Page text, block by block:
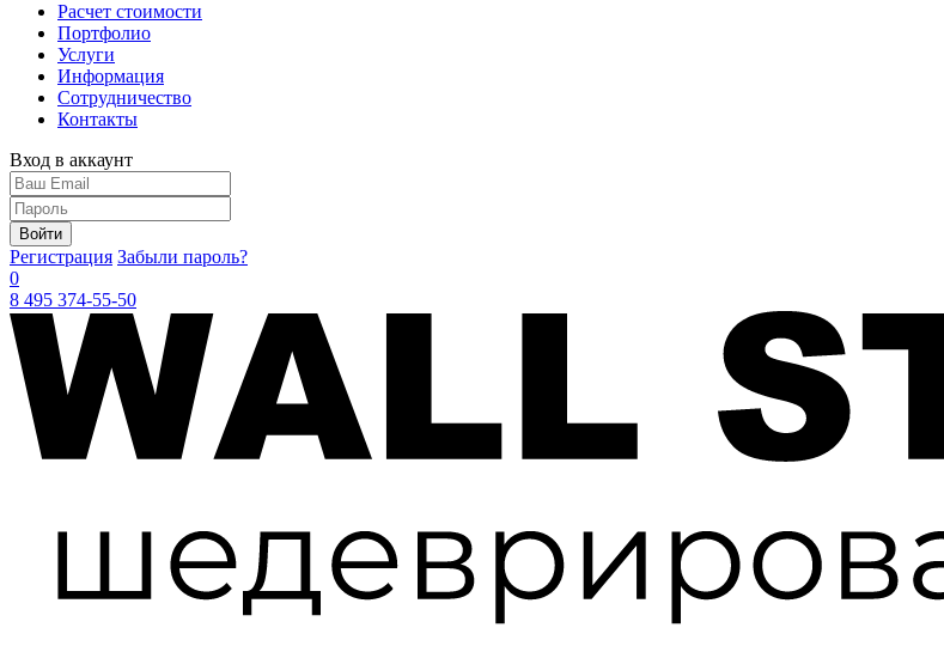
Расчет стоимости
Портфолио
Услуги
Информация
Сотрудничество
Контакты
Вход в аккаунт
Войти
Регистрация Забыли пароль?
0
8 495 374-55-50